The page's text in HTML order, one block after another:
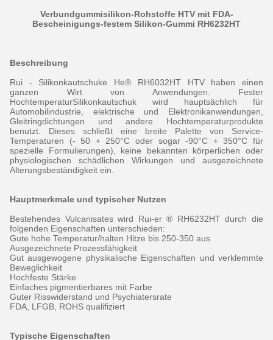
Verbundgummisilikon-Rohstoffe HTV mit FDA-
Bescheinigungs-festem Silikon-Gummi RH6232HT
Beschreibung
Rui - Silikonkautschuke He® RH6032HT HTV haben einen
ganzen Wirt von Anwendungen. Fester
HochtemperaturSilikonkautschuk wird hauptsächlich für
Automobilindustrie, elektrische und Elektronikanwendungen,
Gleitringdichtungen und andere Hochtemperaturprodukte
benutzt. Dieses schließt eine breite Palette von Service-
Temperaturen (- 50 + 250°C oder sogar -90°C + 350°C für
spezielle Formulierungen), keine bekannten körperlichen oder
physiologischen schädlichen Wirkungen und ausgezeichnete
Alterungsbeständigkeit ein.
Hauptmerkmale und typischer Nutzen
Bestehendes Vulcanisates wird Rui-er ® RH6232HT durch die
folgenden Eigenschaften unterschieden:
Gute hohe Temperatur/halten Hitze bis 250-350 aus
Ausgezeichnete Prozessfähigkeit
Gut ausgewogene physikalische Eigenschaften und verklemmte
Beweglichkeit
Hochfeste Stärke
Einfaches pigmentierbares mit Farbe
Guter Risswiderstand und Psychiatersrate
FDA, LFGB, ROHS qualifiziert
Typische Eigenschaften